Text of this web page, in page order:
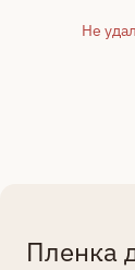
Не
2
Пленка